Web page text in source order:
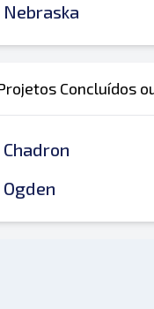
Nebraska
Concluídos
Chadron
Ogden